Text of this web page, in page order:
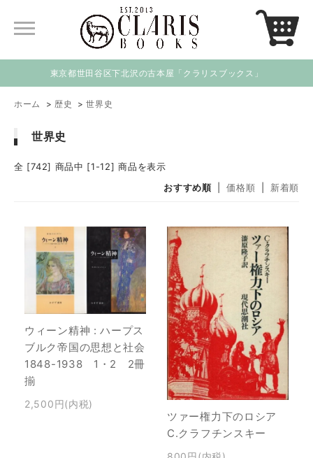
東京都世田谷区下北沢の古本屋「クラリスブックス」
ホーム > 歴史 >世界史
世界史
全 [742] 商品中 [1-12] 商品を表示
おすすめ順
価格順 新着順
ウィーン精神 : ハープス
ブルク帝国の思想と社会
1848-1938 1・2 2冊
揃
2,500円(内税)
ツァー権力下のロシア
C.クラフチンスキー